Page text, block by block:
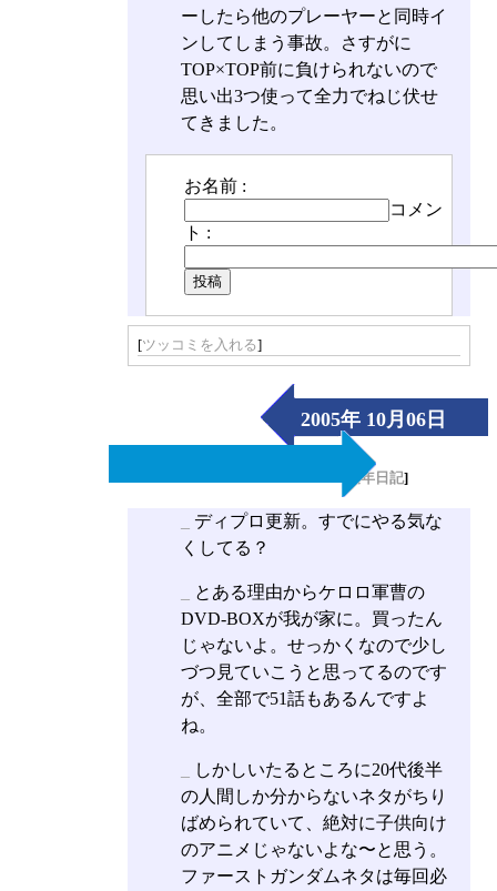
ーしたら他のプレーヤーと同時イ
ンしてしまう事故。さすがに
TOP×TOP前に負けられないので
思い出3つ使って全力でねじ伏せ
てきました。
お名前 :
コメン
ト :
[ツッコミを入れる]
2005年 10月06日
（Thu）
長年日記]
ディプロ更新。すでにやる気な
くしてる？
とある理由からケロロ軍曹の
DVD-BOXが我が家に。買ったん
じゃないよ。せっかくなので少し
づつ見ていこうと思ってるのです
が、全部で51話もあるんですよ
ね。
しかしいたるところに20代後半
の人間しか分からないネタがちり
ばめられていて、絶対に子供向け
のアニメじゃないよな〜と思う。
ファーストガンダムネタは毎回必